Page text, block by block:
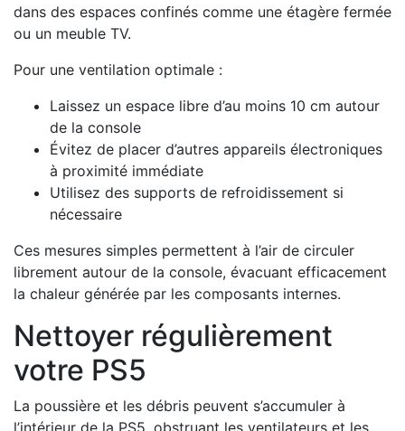
dans des espaces confinés comme une étagère fermée
ou un meuble TV.
Pour une ventilation optimale :
Laissez un espace libre d’au moins 10 cm autour
de la console
Évitez de placer d’autres appareils électroniques
à proximité immédiate
Utilisez des supports de refroidissement si
nécessaire
Ces mesures simples permettent à l’air de circuler
librement autour de la console, évacuant efficacement
la chaleur générée par les composants internes.
Nettoyer régulièrement
votre PS5
La poussière et les débris peuvent s’accumuler à
l’intérieur de la PS5, obstruant les ventilateurs et les